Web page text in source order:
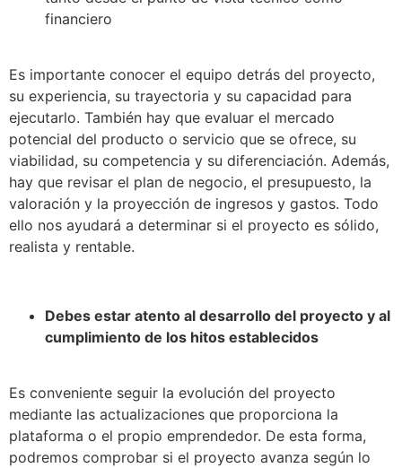
financiero
Es importante conocer el equipo detrás del proyecto,
su experiencia, su trayectoria y su capacidad para
ejecutarlo. También hay que evaluar el mercado
potencial del producto o servicio que se ofrece, su
viabilidad, su competencia y su diferenciación. Además,
hay que revisar el plan de negocio, el presupuesto, la
valoración y la proyección de ingresos y gastos. Todo
ello nos ayudará a determinar si el proyecto es sólido,
realista y rentable.
Debes estar atento al desarrollo del proyecto y al
cumplimiento de los hitos establecidos
Es conveniente seguir la evolución del proyecto
mediante las actualizaciones que proporciona la
plataforma o el propio emprendedor. De esta forma,
podremos comprobar si el proyecto avanza según lo